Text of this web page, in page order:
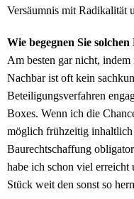
Versäumnis mit Radikalität
Wie begegnen Sie
Am besten gar nicht,
Nachbar ist oft kein
Beteiligungsverfahren
Boxes. Wenn ich die
möglich frühzeitig inhaltlich
Baurechtschaffung
habe ich schon viel
Stück weit den sonst so